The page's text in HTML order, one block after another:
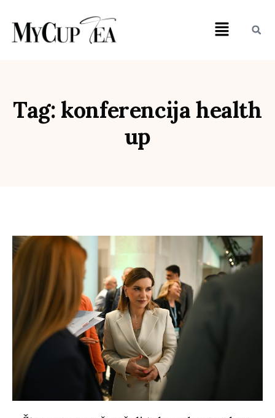
Tag: konferencija health
up